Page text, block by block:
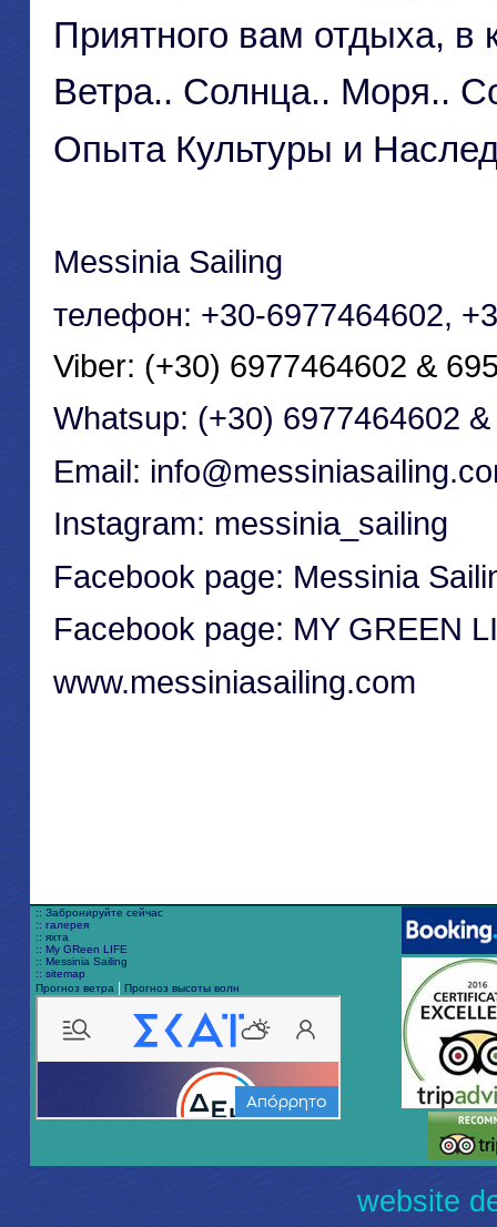
Приятного вам отдыха, в
Ветра.. Солнца.. Моря..
Опыта Культуры и
Messinia Sailing
телефон: +30-6977464602,
Viber: (+30) 6977464602 &
Whatsup: (+30) 6977464602
Email:
Instagram: messinia_sailing
Facebook page: Messinia
Facebook page: MY GREEN
www.messiniasailing.com
:: Забронируйте сейчас
:: галерея
:: яхта
:: My GReen LIFE
:: Messinia Sailing
:: sitemap
Прогноз ветра
|Прогноз высоты волн
website